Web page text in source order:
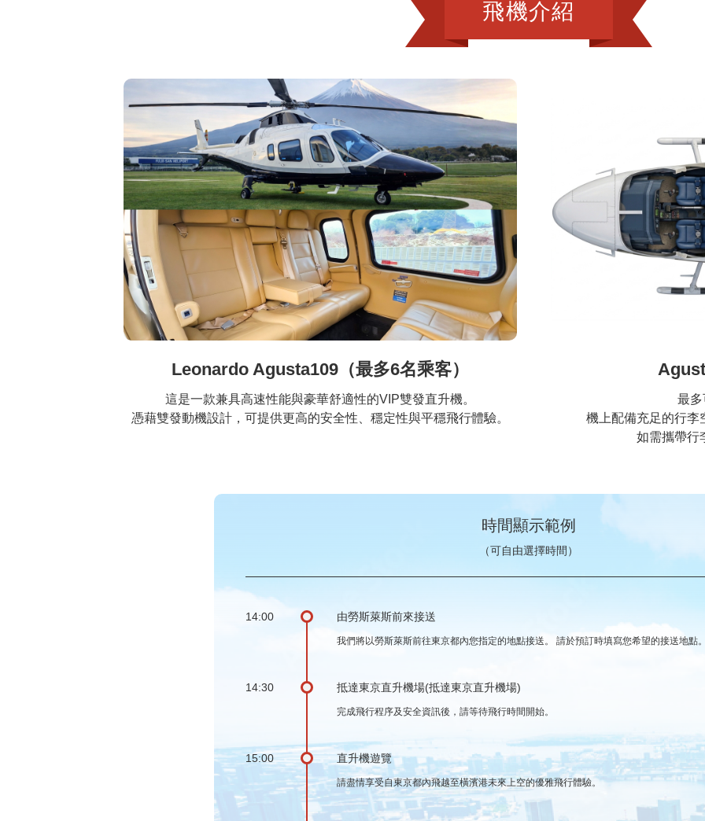
飛機介紹
Leonardo Agusta109（最多6名乘客）
這是一款兼具高速性能與豪華舒適性的VIP雙發直升機。
憑藉雙發動機設計，可提供更高的安全性、穩定性與平穩飛行體驗。
最
機上配備充足的行李
如需攜帶行
時間顯示範例
（可自由選擇時間）
14:00 由勞斯萊斯前來接送
我們將以勞斯萊斯前往東京都內您指定的地點接送。 請於預訂時填寫您希望的接送地點
14:30 抵達東京直升機場(抵達東京直升機場)
完成飛行程序及安全資訊後，請等待飛行時間開始。
15:00 直升機遊覽
請盡情享受自東京都內飛越至橫濱港未來上空的優雅飛行體驗。